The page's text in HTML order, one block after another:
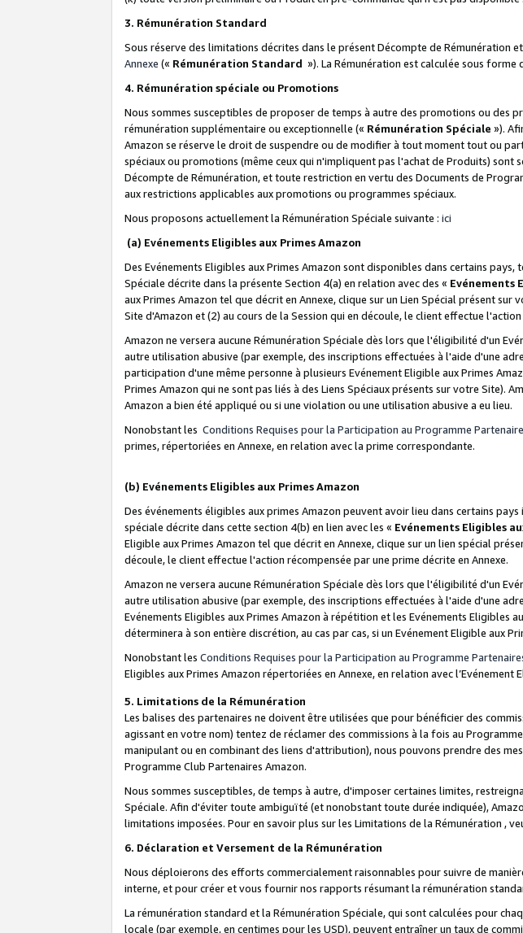
3. Rémunération Standard
Sous réserve des limitations décrites dans le présent Décompte de Rémunération
Annexe (« Rémunération Standard »). La Rémunération est calculée sous
4. Rémunération spéciale ou Promotions
Nous sommes susceptibles de proposer de temps à autre des promotions ou des
rémunération supplémentaire ou exceptionnelle (« Rémunération Spéciale »).
Amazon se réserve le droit de suspendre ou de modifier à tout moment tout ou
spéciaux ou promotions (même ceux qui n'impliquent pas l'achat de Produits)
Décompte de Rémunération, et toute restriction en vertu des Documents de
aux restrictions applicables aux promotions ou programmes spéciaux.
Nous proposons actuellement la Rémunération Spéciale suivante : ici
(a) Evénements Eligibles aux Primes Amazon
Des Evénements Eligibles aux Primes Amazon sont disponibles dans certains pays,
Spéciale décrite dans la présente Section 4(a) en relation avec des « Evénements
aux Primes Amazon tel que décrit en Annexe, clique sur un Lien Spécial présent
Site d'Amazon et (2) au cours de la Session qui en découle, le client effectue
Amazon ne versera aucune Rémunération Spéciale dès lors que l'éligibilité d'un
autre utilisation abusive (par exemple, des inscriptions effectuées à l'aide d'une
participation d'une même personne à plusieurs Evénement Eligible aux Primes
Primes Amazon qui ne sont pas liés à des Liens Spéciaux présents sur votre Site).
Amazon a bien été appliqué ou si une violation ou une utilisation abusive a eu lieu.
Nonobstant les Conditions Requises pour la Participation au Programme
primes, répertoriées en Annexe, en relation avec la prime correspondante.
(b) Evénements Eligibles aux Primes Amazon
Des événements éligibles aux primes Amazon peuvent avoir lieu dans certains pays
spéciale décrite dans cette section 4(b) en lien avec les « Evénements Eligibles
Eligible aux Primes Amazon tel que décrit en Annexe, clique sur un lien spécial
découle, le client effectue l'action récompensée par une prime décrite en Annexe.
Amazon ne versera aucune Rémunération Spéciale dès lors que l'éligibilité d'un
autre utilisation abusive (par exemple, des inscriptions effectuées à l'aide d'une
Evénements Eligibles aux Primes Amazon à répétition et les Evénements Eligibles
déterminera à son entière discrétion, au cas par cas, si un Evénement Eligible aux
Nonobstant les Conditions Requises pour la Participation au Programme
Eligibles aux Primes Amazon répertoriées en Annexe, en relation avec
5. Limitations de la Rémunération
Les balises des partenaires ne doivent être utilisées que pour bénéficier des
agissant en votre nom) tentez de réclamer des commissions à la fois au
manipulant ou en combinant des liens d'attribution), nous pouvons prendre des
Programme Club Partenaires Amazon.
Nous sommes susceptibles, de temps à autre, d'imposer certaines limites,
Spéciale. Afin d'éviter toute ambiguïté (et nonobstant toute durée indiquée),
limitations imposées. Pour en savoir plus sur les Limitations de la Rémunération ,
6. Déclaration et Versement de la Rémunération
Nous déploierons des efforts commercialement raisonnables pour suivre de
interne, et pour créer et vous fournir nos rapports résumant la rémunération
La rémunération standard et la Rémunération Spéciale, qui sont calculées pour
locale (par exemple, en centimes pour les USD), peuvent entraîner un taux de